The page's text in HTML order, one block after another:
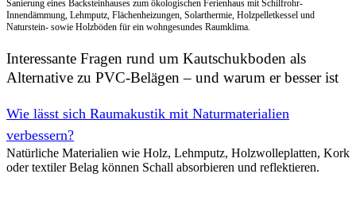
Naturhaus Schorfheide – Sanierung eines
Fachwerkhauses
erneuerter Holzbalkendecke, rekonstruierten Lehmgefachelementen
Innendämmung bei gleichzeitig sichtbarem Fachwerk.
Solares Fachwerk-Gebäude auf dem Flusshof
Neubau eines Fachwerkgebäudes für Seminare auf dem Flusshof
Holzweichfaserdämmung, Lehm- und Kalkoberflächen sowie Solar-
Strom für Gebäude und Hof liefern.
Interessante Fragen rund um Kautschukboden als
Alternative zu PVC-Belägen – und warum er besser ist
Wie lässt sich Raumakustik mit Naturmaterialien
verbessern?
Natürliche Materialien wie Holz, Lehmputz, Holzwolleplatten, Kork
oder textiler Belag können Schall absorbieren und reflektieren.